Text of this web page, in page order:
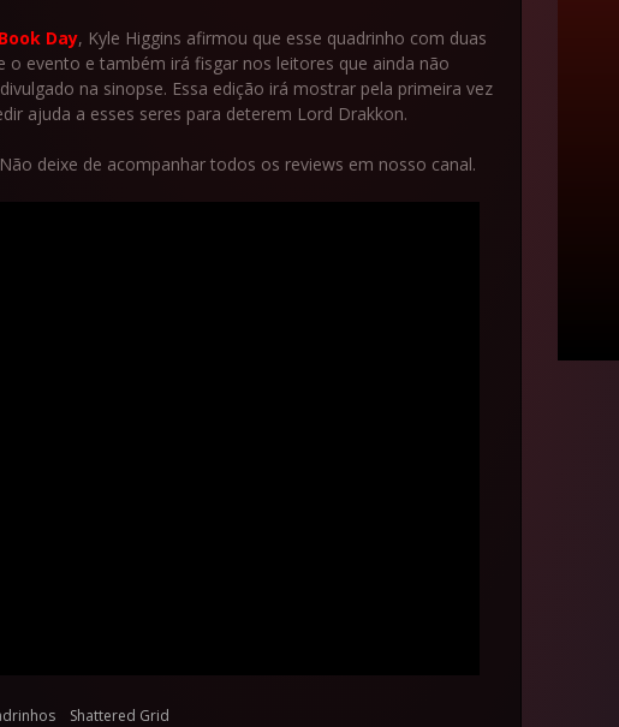
Day, Kyle Higgins afirmou que esse quadrinho com duas
evento e também irá fisgar nos leitores que ainda não
na sinopse. Essa edição irá mostrar pela primeira vez
ajuda a esses seres para deterem Lord Drakkon.
deixe de acompanhar todos os reviews em nosso canal.
Shattered Grid